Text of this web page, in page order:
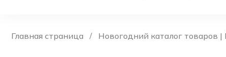
Главная страница Новогодний каталог товаров |